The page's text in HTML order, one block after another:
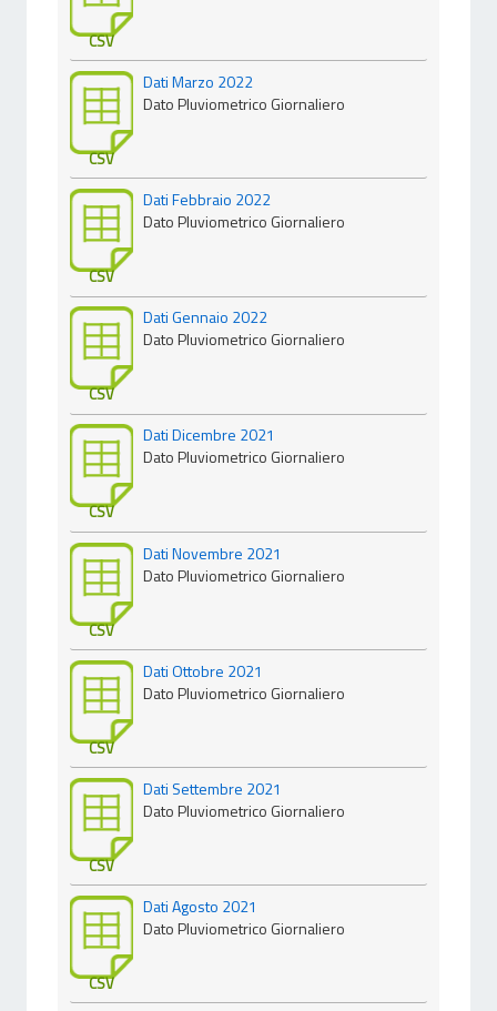
CSV
CSV
Dati Marzo 2022
Dato Pluviometrico Giornaliero
CSV
Dati Febbraio 2022
Dato Pluviometrico Giornaliero
CSV
Dati Gennaio 2022
Dato Pluviometrico Giornaliero
CSV
Dati Dicembre 2021
Dato Pluviometrico Giornaliero
CSV
Dati Novembre 2021
Dato Pluviometrico Giornaliero
CSV
Dati Ottobre 2021
Dato Pluviometrico Giornaliero
CSV
Dati Settembre 2021
Dato Pluviometrico Giornaliero
CSV
Dati Agosto 2021
Dato Pluviometrico Giornaliero